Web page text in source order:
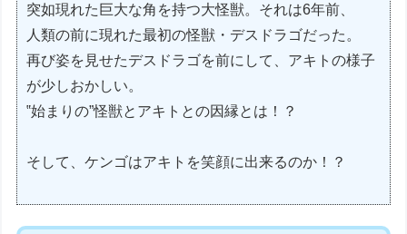
突如現れた巨大な角を持つ大怪獣。それは6年前、
人類の前に現れた最初の怪獣・デスドラゴだった。
再び姿を見せたデスドラゴを前にして、アキトの様子
が少しおかしい。
‟始まりの”怪獣とアキトとの因縁とは！？
そして、ケンゴはアキトを笑顔に出来るのか！？